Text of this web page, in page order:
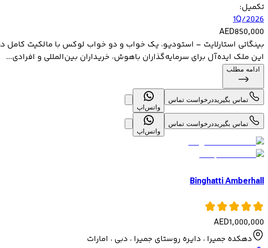
تکمیل:
1Q/2026
AED850,000
بینگاتی استارلایت – استودیو، یک خواب و دو خواب لوکس با مالکیت کامل
این ملک ایده‌آل برای سرمایه‌گذاران باهوش، خریداران بین‌المللی و افرادی...
ادامه مطلب
تماس بگیرید درخواست تماس
واتس‌اپ
تماس بگیرید درخواست تماس
واتس‌اپ
Binghatti Amberhall
AED1,000,000
دهکده جمیرا ، دایره روستای جمیرا ، دبی ، امارات